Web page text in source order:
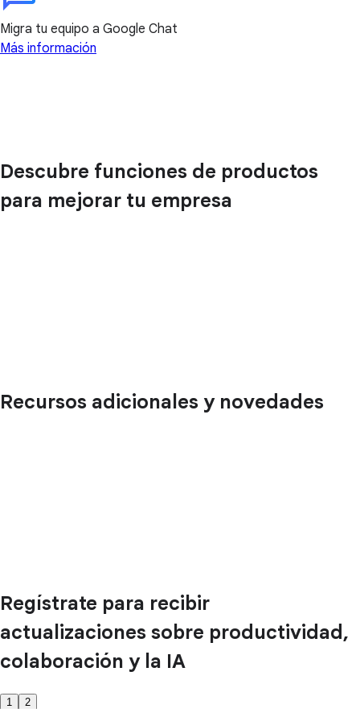
Migra tu equipo a Google Chat
Más información
Descubre funciones de productos
para mejorar tu empresa
Recursos adicionales y novedades
Regístrate para recibir
actualizaciones sobre productividad,
colaboración y la IA
1 2